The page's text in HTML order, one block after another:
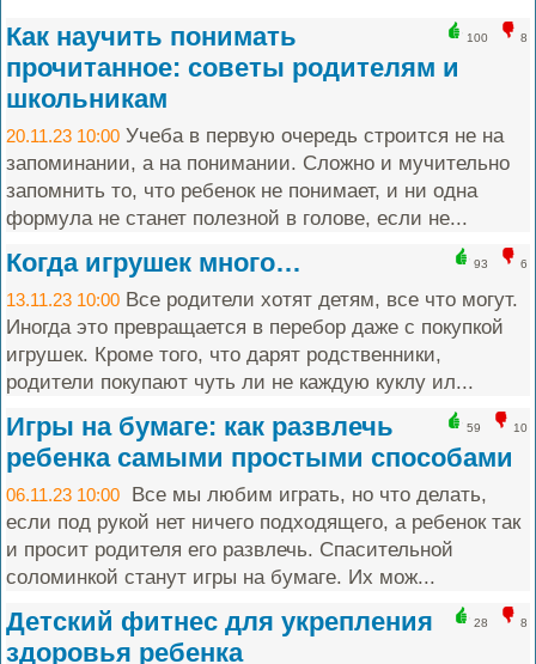
100 8
Как научить понимать
прочитанное: советы родителям и
школьникам
20.11.23 10:00 Учеба в первую очередь строится не на
запоминании, а на понимании. Сложно и мучительно
запомнить то, что ребенок не понимает, и ни одна
формула не станет полезной в голове, если не...
93 6
Когда игрушек много…
13.11.23 10:00 Все родители хотят детям, все что могут.
Иногда это превращается в перебор даже с покупкой
игрушек. Кроме того, что дарят родственники,
родители покупают чуть ли не каждую куклу ил...
59 10
Игры на бумаге: как развлечь
ребенка самыми простыми способами
06.11.23 10:00 Все мы любим играть, но что делать,
если под рукой нет ничего подходящего, а ребенок так
и просит родителя его развлечь. Спасительной
соломинкой станут игры на бумаге. Их мож...
28 8
Детский фитнес для укрепления
здоровья ребенка